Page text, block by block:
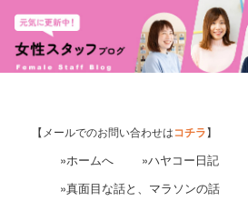
【メールでのお問い合わせはコチラ】
»ホームへ »ハヤコー日記
»真面目な話と、マラソンの話